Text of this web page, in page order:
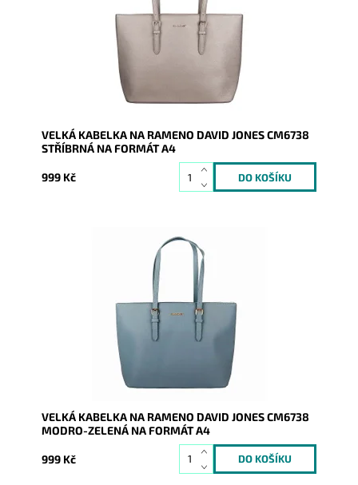
Skladem
20422
David Jones Paris
2 roky
VELKÁ KABELKA NA RAMENO DAVID JONES CM6738
STŘÍBRNÁ NA FORMÁT A4
999 Kč
Velká modro-zelená kabelka na rameno na formát A4
s neděleným vnitřním prostorem.
Skladem
20420
David Jones Paris
2 roky
VELKÁ KABELKA NA RAMENO DAVID JONES CM6738
MODRO-ZELENÁ NA FORMÁT A4
999 Kč